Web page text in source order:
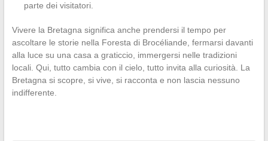
parte dei visitatori.
Vivere la Bretagna significa anche prendersi il tempo per
ascoltare le storie nella Foresta di Brocéliande, fermarsi davanti
alla luce su una casa a graticcio, immergersi nelle tradizioni
locali. Qui, tutto cambia con il cielo, tutto invita alla curiosità. La
Bretagna si scopre, si vive, si racconta e non lascia nessuno
indifferente.